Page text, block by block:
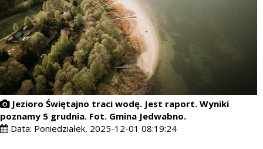
Jezioro Świętajno traci wodę. Jest raport. Wyniki
poznamy 5 grudnia. Fot. Gmina Jedwabno.
Data: Poniedziałek, 2025-12-01 08:19:24